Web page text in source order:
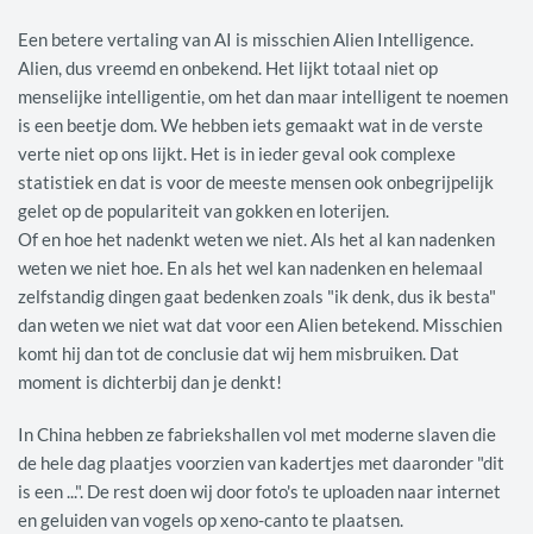
Een betere vertaling van AI is misschien Alien Intelligence.
Alien, dus vreemd en onbekend. Het lijkt totaal niet op
menselijke intelligentie, om het dan maar intelligent te noemen
is een beetje dom. We hebben iets gemaakt wat in de verste
verte niet op ons lijkt. Het is in ieder geval ook complexe
statistiek en dat is voor de meeste mensen ook onbegrijpelijk
gelet op de populariteit van gokken en loterijen.
Of en hoe het nadenkt weten we niet. Als het al kan nadenken
weten we niet hoe. En als het wel kan nadenken en helemaal
zelfstandig dingen gaat bedenken zoals "ik denk, dus ik besta"
dan weten we niet wat dat voor een Alien betekend. Misschien
komt hij dan tot de conclusie dat wij hem misbruiken. Dat
moment is dichterbij dan je denkt!
In China hebben ze fabriekshallen vol met moderne slaven die
de hele dag plaatjes voorzien van kadertjes met daaronder "dit
is een ...". De rest doen wij door foto's te uploaden naar internet
en geluiden van vogels op xeno-canto te plaatsen.